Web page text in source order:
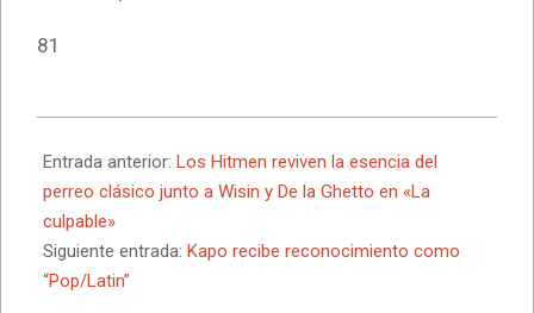
81
06-
01
Entrada anterior: Los Hitmen reviven la esencia del
perreo clásico junto a Wisin y De la Ghetto en «La
culpable»
Siguiente entrada: Kapo recibe reconocimiento como
“Pop/Latin”